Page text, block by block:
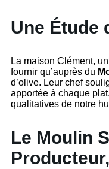
Une Étude
La maison Clément,
fournir qu’auprès du
d’olive. Leur chef
apportée à chaque
qualitatives de notre
Le Moulin